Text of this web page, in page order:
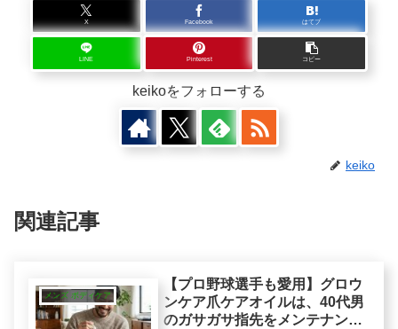
X Facebook はてブ
LINE Pinterest コピー
keikoをフォローする
keiko
関連記事
メンズ ボディケア
【プロ野球選手も愛用】グロウ
ンケア爪ケアオイルは、40代男
のガサガサ指先をメンテナンス